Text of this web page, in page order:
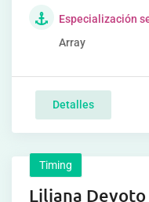
Especialización
Array
Detalles
Timing
Liliana Devoto